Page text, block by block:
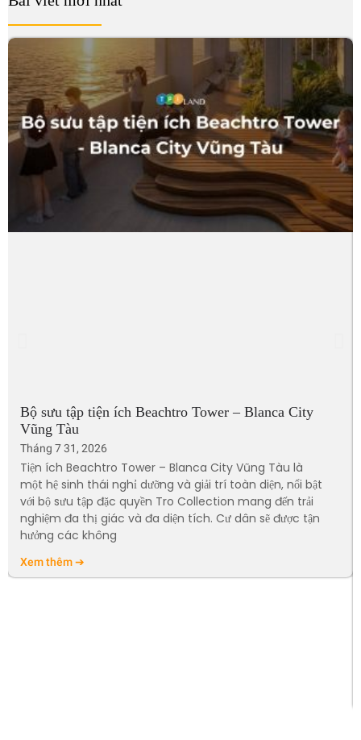
Bộ sưu tập tiện ích Beachtro Tower – Blanca City
Vũng Tàu
Tháng 7 31, 2026
Tiện ích Beachtro Tower – Blanca City Vũng Tàu là
một hệ sinh thái nghỉ dưỡng và giải trí toàn diện, nổi bật
với bộ sưu tập đặc quyền Tro Collection mang đến trải
nghiệm đa thị giác và đa diện tích. Cư dân sẽ được tận
hưởng các không
Xem thêm ➔